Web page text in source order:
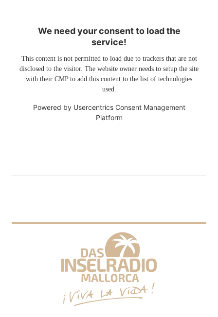
We need your consent to load the
service!
This content is not permitted to load due to trackers that are not
disclosed to the visitor. The website owner needs to setup the site
with their CMP to add this content to the list of technologies
used.
Powered by Usercentrics Consent Management
Platform